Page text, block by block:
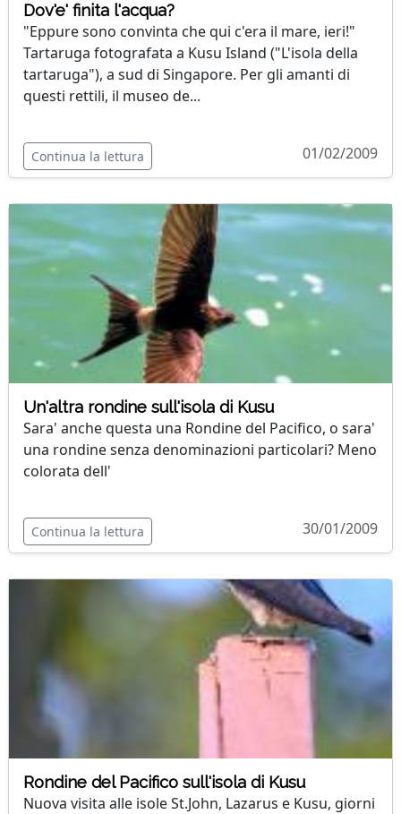
Dov'e' finita l'acqua?
"Eppure sono convinta che qui c'era il mare, ieri!"
Tartaruga fotografata a Kusu Island ("L'isola della
tartaruga"), a sud di Singapore. Per gli amanti di
questi rettili, il museo de...
Continua la lettura 01/02/2009
Un'altra rondine sull'isola di Kusu
Sara' anche questa una Rondine del Pacifico, o sara'
una rondine senza denominazioni particolari? Meno
colorata dell'
Continua la lettura 30/01/2009
Rondine del Pacifico sull'isola di Kusu
Nuova visita alle isole St.John, Lazarus e Kusu, giorni